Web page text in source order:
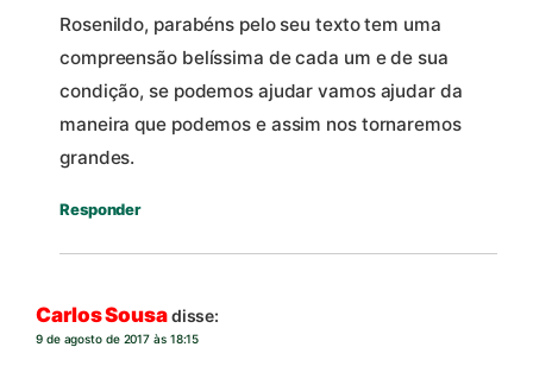
Rosenildo, parabéns pelo seu texto tem uma
compreensão belíssima de cada um e de sua
condição, se podemos ajudar vamos ajudar da
maneira que podemos e assim nos tornaremos
grandes.
Responder
Carlos Sousadisse:
9 de agosto de 2017 às 18:15